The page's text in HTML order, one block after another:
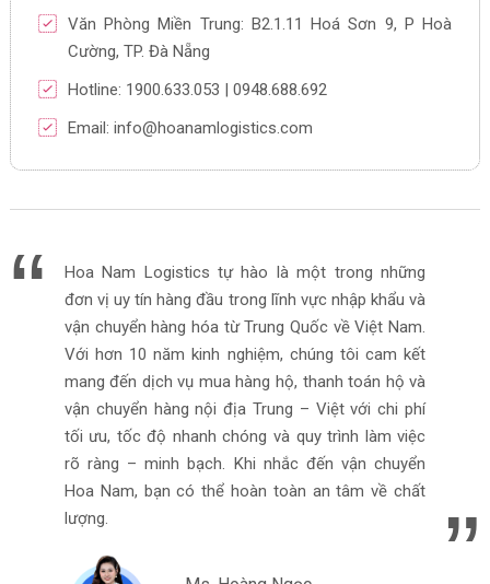
Văn Phòng Miền Trung: B2.1.11 Hoá Sơn 9, P Hoà
Cường, TP. Đà Nẵng
Hotline: 1900.633.053 | 0948.688.692
Email: info@hoanamlogistics.com
Hoa Nam Logistics tự hào là một trong những
đơn vị uy tín hàng đầu trong lĩnh vực nhập khẩu và
vận chuyển hàng hóa từ Trung Quốc về Việt Nam.
Với hơn 10 năm kinh nghiệm, chúng tôi cam kết
mang đến dịch vụ mua hàng hộ, thanh toán hộ và
vận chuyển hàng nội địa Trung – Việt với chi phí
tối ưu, tốc độ nhanh chóng và quy trình làm việc
rõ ràng – minh bạch. Khi nhắc đến vận chuyển
Hoa Nam, bạn có thể hoàn toàn an tâm về chất
lượng.